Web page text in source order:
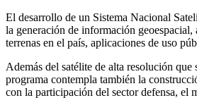
El desarrollo de un Sistema Nacional
la generación de información geoespacial,
terrenas en el país, aplicaciones de uso
Además del satélite de alta resolución que
programa contempla también la
con la participación del sector defensa, el